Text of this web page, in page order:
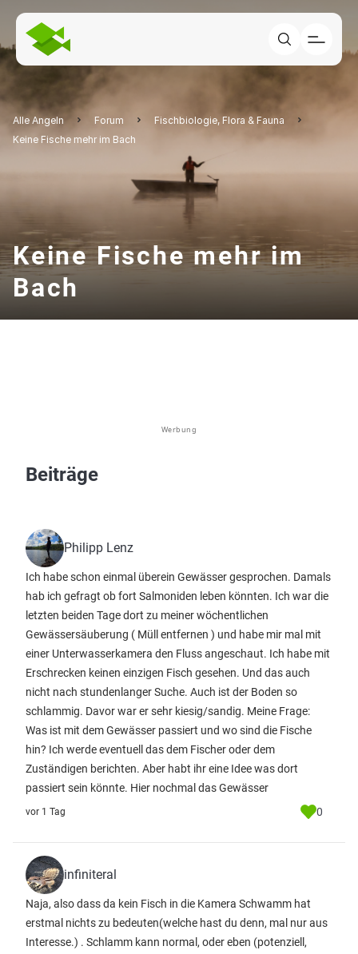
Alle Angeln Forum
Fischbiologie, Flora & Fauna
Keine Fische mehr im Bach
Keine Fische mehr im
Bach
Werbung
Beiträge
Philipp Lenz
Ich habe schon einmal überein Gewässer gesprochen. Damals
hab ich gefragt ob fort Salmoniden leben könnten. Ich war die
letzten beiden Tage dort zu meiner wöchentlichen
Gewässersäuberung ( Müll entfernen ) und habe mir mal mit
einer Unterwasserkamera den Fluss angeschaut. Ich habe mit
Erschrecken keinen einzigen Fisch gesehen. Und das auch
nicht nach stundenlanger Suche. Auch ist der Boden so
schlammig. Davor war er sehr kiesig/sandig. Meine Frage:
Was ist mit dem Gewässer passiert und wo sind die Fische
hin? Ich werde eventuell das dem Fischer oder dem
Zuständigen berichten. Aber habt ihr eine Idee was dort
passiert sein könnte. Hier nochmal das Gewässer
vor 1 Tag 0
infiniteral
Naja, also dass da kein Fisch in die Kamera Schwamm hat
erstmal nichts zu bedeuten(welche hast du denn, mal nur aus
Interesse.) . Schlamm kann normal, oder eben (potenziell,